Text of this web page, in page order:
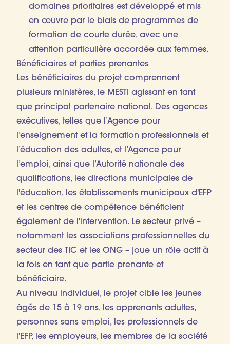
domaines prioritaires est développé et mis
en œuvre par le biais de programmes de
formation de courte durée, avec une
attention particulière accordée aux femmes.
Bénéficiaires et parties prenantes
Les bénéficiaires du projet comprennent
plusieurs ministères, le MESTI agissant en tant
que principal partenaire national. Des agences
exécutives, telles que l’Agence pour
l’enseignement et la formation professionnels et
l’éducation des adultes, et l’Agence pour
l’emploi, ainsi que l’Autorité nationale des
qualifications, les directions municipales de
l'éducation, les établissements municipaux d'EFP
et les centres de compétence bénéficient
également de l'intervention. Le secteur privé –
notamment les associations professionnelles du
secteur des TIC et les ONG – joue un rôle actif à
la fois en tant que partie prenante et
bénéficiaire.
Au niveau individuel, le projet cible les jeunes
âgés de 15 à 19 ans, les apprenants adultes,
personnes sans emploi, les professionnels de
l'EFP, les employeurs, les membres de la société